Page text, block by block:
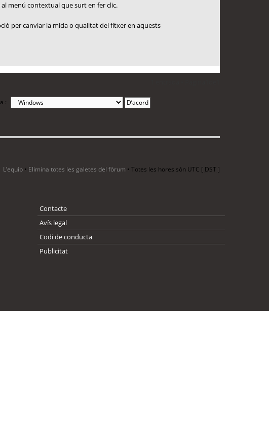
menú contextual que surt en fer clic.
per canviar la mida o qualitat del fitxer en aquests
:
L’equip • Elimina totes les galetes del fòrum • Totes les hores són UTC [ DST]
Contacte
Avís legal
Codi de conducta
Publicitat